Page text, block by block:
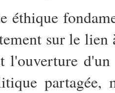
éthique
sur le
l'ouverture
partagée,